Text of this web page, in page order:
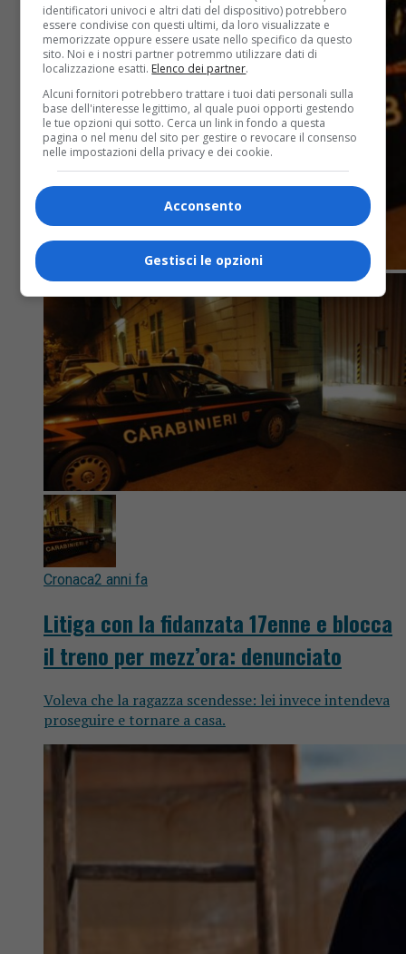
Cronaca2 anni fa
Litiga con la fidanzata 17enne e blocca
il treno per mezz’ora: denunciato
Voleva che la ragazza scendesse: lei invece intendeva
proseguire e tornare a casa.
identificatori univoci e altri dati del dispositivo) potrebbero
essere condivise con questi ultimi, da loro visualizzate e
memorizzate oppure essere usate nello specifico da questo
sito. Noi e i nostri partner potremmo utilizzare dati di
localizzazione esatti. Elenco dei partner.
Alcuni fornitori potrebbero trattare i tuoi dati personali sulla
base dell'interesse legittimo, al quale puoi opporti gestendo
le tue opzioni qui sotto. Cerca un link in fondo a questa
pagina o nel menu del sito per gestire o revocare il consenso
nelle impostazioni della privacy e dei cookie.
Acconsento
Gestisci le opzioni